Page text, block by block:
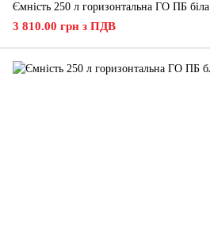
Ємність 250 л горизонтальна ГО ПБ біла
3 810.00 грн з ПДВ